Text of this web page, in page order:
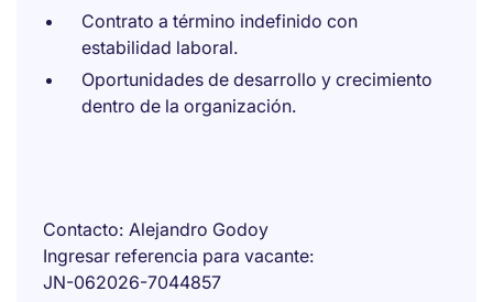
Contrato a término indefinido con
estabilidad laboral.
Oportunidades de desarrollo y crecimiento
dentro de la organización.
Contacto Alejandro Godoy
Ingresar referencia para vacante
JN-062026-7044857